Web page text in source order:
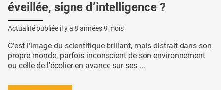
éveillée, signe d’intelligence ?
Actualité publiée il y a 8 années 9 mois
C’est l’image du scientifique brillant, mais distrait dans son
propre monde, parfois inconscient de son environnement
ou celle de l'écolier en avance sur ses ...